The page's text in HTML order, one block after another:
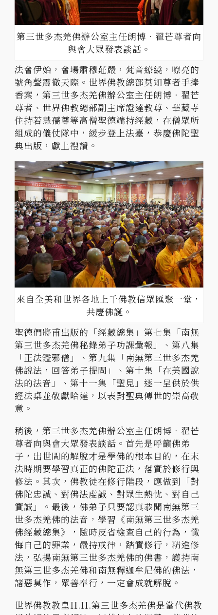
第三世多杰羌佛辦公室主任朗博‧翟芒尊者向
與會大眾發表談話。
法會伊始，會場肅穆莊嚴，梵音繚繞，嘹亮的
號角聲震徹天際。世界佛教總部莫知尊者手捧
香案，第三世多杰羌佛辦公室主任朗博．翟芒
尊者、世界佛教總部副主席證達教尊、華藏寺
住持若慧孺尊等高僧聖德端持經藏，在僧眾所
組成的儀仗隊中，緩步登上法臺，恭慶佛陀聖
典出版，獻上禮讚。
來自全美和世界各地上千佛教信眾匯聚一堂，
共慶佛誕。
聖德們將甫出版的「經藏總集」第七集「南無
第三世多杰羌佛秘錄弟子功課彙報」、第八集
「正法鑑邪僧」、第九集「南無第三世多杰羌
佛說法，回答弟子提問」、第十集「在美國說
法的法音」、第十一集「聖見」逐一呈供於供
經法桌並敬獻哈達，以表對聖典傳世的崇高敬
意。
稍後，第三世多杰羌佛辦公室主任朗博•翟芒
尊者向與會大眾發表談話。首先是呼籲佛弟
子，出世間的解脫才是學佛的根本目的，在末
法時期要學習真正的佛陀正法，落實於修行與
修法。其次，佛教徒在修行階段，應做到「對
佛陀忠誠、對佛法虔誠、對眾生熱忱、對自己
實誠」。最後，佛弟子只要認真恭聞南無第三
世多杰羌佛的法音，學習《南無第三世多杰羌
佛經藏總集》，隨時反省檢查自己的行為，懺
悔自己的罪業，嚴持戒律，踏實修行，精進修
法，弘揚南無第三世多杰羌佛的佛書，護持南
無第三世多杰羌佛和南無釋迦牟尼佛的佛法，
諸惡莫作，眾善奉行，一定會成就解脫。
世界佛教教皇H.H.第三世多杰羌佛是當代佛教